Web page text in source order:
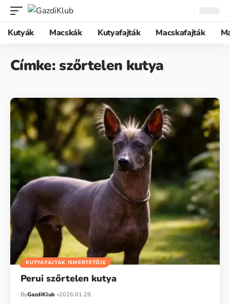
Kutyák Macskák Kutyafajták Macskafajták
Címke:szőrtelen kutya
KUTYAFAJTÁK ISMERTETŐJE
Perui szőrtelen kutya
ByGazdiKlub 2026.01.29.